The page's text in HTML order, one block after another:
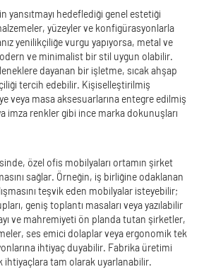
yansıtmayı hedeflediği genel estetiği
yüzeyler ve konfigürasyonlarla
yenilikçiliğe vurgu yapıyorsa, metal ve
ve minimalist bir stil uygun olabilir.
dayanan bir işletme, sıcak ahşap
tercih edebilir. Kişiselleştirilmiş
veya masa aksesuarlarına entegre edilmiş
imza renkler gibi ince marka dokunuşları
özel ofis mobilyaları ortamın şirket
sağlar. Örneğin, iş birliğine odaklanan
teşvik eden mobilyalar isteyebilir;
geniş toplantı masaları veya yazılabilir
ve mahremiyeti ön planda tutan şirketler,
ses emici dolaplar veya ergonomik tek
ihtiyaç duyabilir. Fabrika üretimi
ihtiyaçlara tam olarak uyarlanabilir.